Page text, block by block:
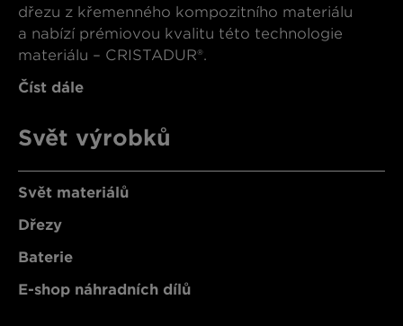
dřezu z křemenného kompozitního materiálu
a nabízí prémiovou kvalitu této technologie
materiálu – CRISTADUR®.
Číst dále
Svět výrobků
Svět materiálů
Dřezy
Baterie
E-shop náhradních dílů